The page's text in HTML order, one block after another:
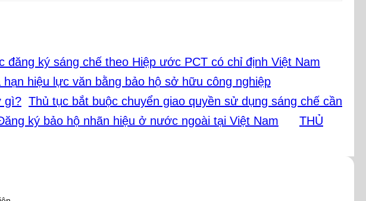
đăng ký sáng chế theo Hiệp ước PCT có chỉ định Việt Nam
hạn hiệu lực văn bằng bảo hộ sở hữu công nghiệp
Thủ tục bắt buộc chuyển giao quyền sử dụng sáng chế cần
ký bảo hộ nhãn hiệu ở nước ngoài tại Việt Nam
THỦ